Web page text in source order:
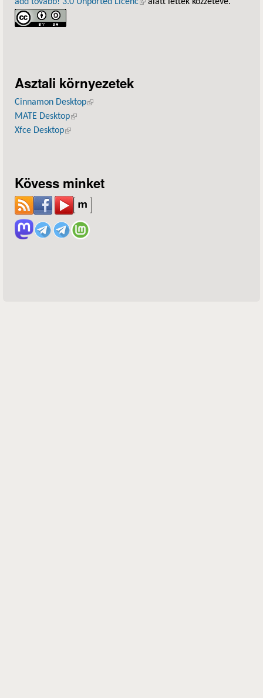
Asztali környezetek
Cinnamon Desktop(külső hivatkozás)
MATE Desktop(külső hivatkozás)
Xfce Desktop(külső hivatkozás)
Kövess minket